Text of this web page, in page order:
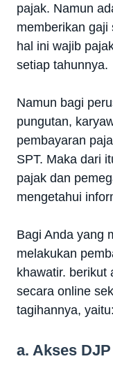
pajak. Namun
memberikan gaji
hal ini wajib
setiap tahunnya.
Namun bagi
pungutan,
pembayaran
SPT. Maka dari
pajak dan
mengetahui
Bagi Anda yang
melakukan
khawatir. berikut
secara online
tagihannya, yaitu:
a. Akses DJP